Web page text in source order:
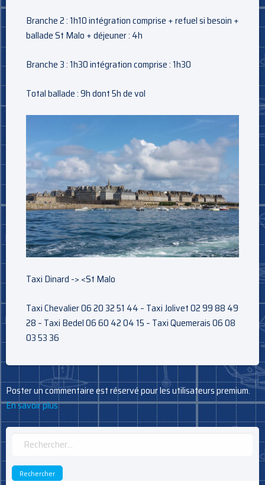
Branche 2 : 1h10 intégration comprise + refuel si besoin +
ballade St Malo + déjeuner : 4h
Branche 3 : 1h30 intégration comprise : 1h30
Total ballade : 9h dont 5h de vol
Taxi Dinard -> <St Malo
Taxi Chevalier 06 20 32 51 44 – Taxi Jolivet 02 99 88 49
28 – Taxi Bedel 06 60 42 04 15 – Taxi Quemerais 06 08
03 53 36
Poster un commentaire est réservé pour les utilisateurs premium.
En savoir plus
Rechercher :